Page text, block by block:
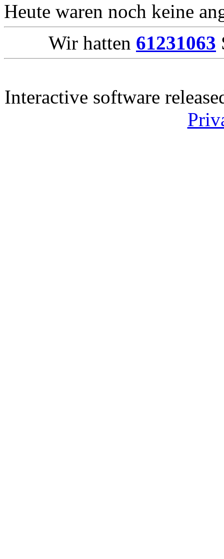
Heute waren noch keine
Wir hatten 61231063
Interactive software